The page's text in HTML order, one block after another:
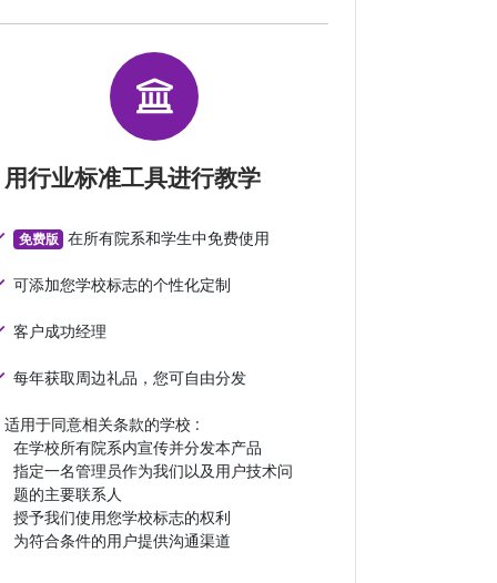
用行业标准工具进行教学
免费版 在所有院系和学生中免费使用
可添加您学校标志的个性化定制
客户成功经理
每年获取周边礼品，您可自由分发
适用于同意相关条款的学校 :
在学校所有院系内宣传并分发本产品
指定一名管理员作为我们以及用户技术问
题的主要联系人
授予我们使用您学校标志的权利
为符合条件的用户提供沟通渠道